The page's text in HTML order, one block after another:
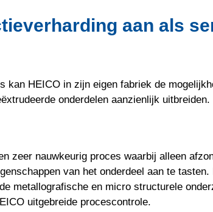
aan als
kan HEICO in zijn eigen fabriek de
onderdelen aanzienlijk uitbreiden.
zeer nauwkeurig proces waarbij alleen
van het onderdeel aan te
metallografische en micro structurele
uitgebreide procescontrole.